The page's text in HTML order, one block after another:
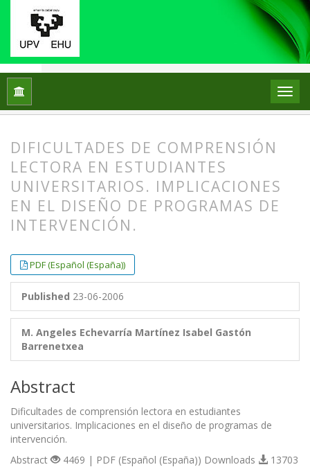
Home
DIFICULTADES DE COMPRENSIÓN
LECTORA EN ESTUDIANTES
UNIVERSITARIOS. IMPLICACIONES
EN EL DISEÑO DE PROGRAMAS DE
INTERVENCIÓN.
PDF (Español (España))
Published 23-06-2006
M. Angeles Echevarría Martínez Isabel Gastón
Barrenetxea
Abstract
Dificultades de comprensión lectora en estudiantes
universitarios. Implicaciones en el diseño de programas de
intervención.
Abstract
4469 | PDF (Español (España)) Downloads 13703